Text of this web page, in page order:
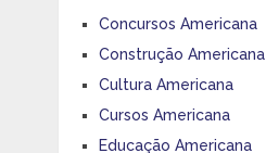
Concursos Americana
Construção Americana
Cultura Americana
Cursos Americana
Educação Americana